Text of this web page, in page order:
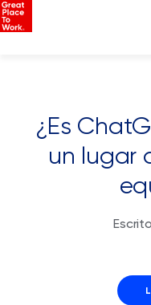
¿Es
un lugar